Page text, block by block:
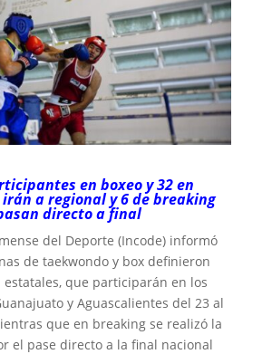
en boxeo y 32 en
a regional y 6 de breaking
directo a final
del Deporte (Incode) informó
de taekwondo y box definieron
estatales, que participarán en los
y Aguascalientes del 23 al
que en breaking se realizó la
el pase directo a la final nacional